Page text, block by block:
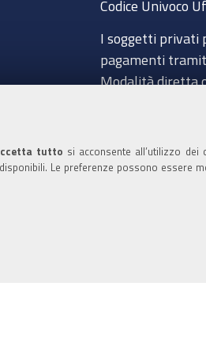
tutto si acconsente all’utilizzo dei
Le preferenze possono essere
Codice Univoco
I soggetti privati
pagamenti
Modalità diretta
Codice IBAN per
amministrazioni